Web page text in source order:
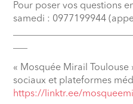
Pour poser vos questions
samedi : 0977199944
« Mosquée Mirail Toulouse
sociaux et plateformes
⁠https://linktr.ee/